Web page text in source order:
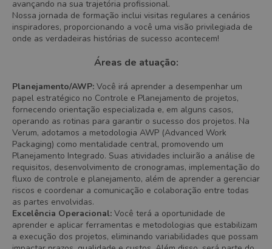
avançando na sua trajetória profissional.
Nossa jornada de formação inclui visitas regulares a cenários
inspiradores, proporcionando a você uma visão privilegiada de
onde as verdadeiras histórias de sucesso acontecem!
Áreas de atuação:
Planejamento/AWP: Você irá aprender a desempenhar um
papel estratégico no Controle e Planejamento de projetos,
fornecendo orientação especializada e, em alguns casos,
operando as rotinas para garantir o sucesso dos projetos. Na
Verum, adotamos a metodologia AWP (Advanced Work
Packaging) como mentalidade central, promovendo um
Planejamento Integrado. Suas atividades incluirão a análise de
requisitos, desenvolvimento de cronogramas, implementação do
fluxo de controle e planejamento, além de aprender a gerenciar
riscos e coordenar a comunicação e colaboração entre todas
as partes envolvidas.
Excelência Operacional: Você terá a oportunidade de
aprender e aplicar ferramentas e metodologias que estabilizam
a execução dos projetos, eliminando variabilidades que possam